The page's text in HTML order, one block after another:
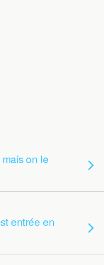
on le
entrée en